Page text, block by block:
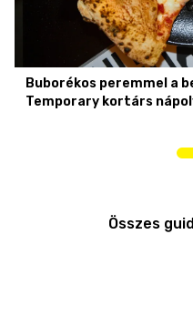
Buborékos peremmel a
Temporary kortárs
Összes